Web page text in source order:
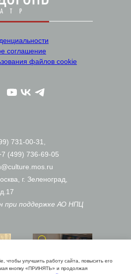
чтобы улучшить работу сайта, повысить его
кнопку «ПРИНЯТЬ» и продолжая
731-00-31,
(499) 736-69-05
г. Зеленоград,
при поддержке АО НПЦ
соглашение
файлов cookie